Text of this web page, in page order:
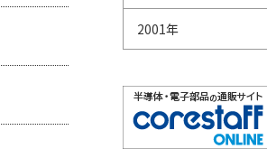
2001年